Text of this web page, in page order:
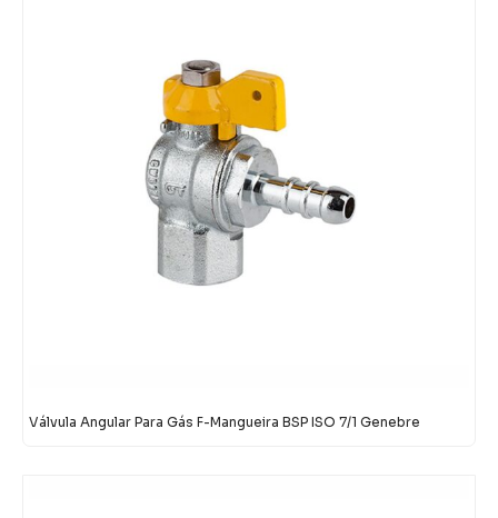
Válvula Angular Para Gás F-Mangueira BSP ISO 7/1 Genebre